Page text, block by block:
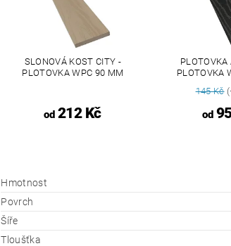
SLONOVÁ KOST CITY -
PLOTOVKA WPC 90 MM
od212 Kč
PLOTOVKA
PLOTOVKA
145 Kč
od
Hmotnost
Povrch
Šíře
Tloušťka